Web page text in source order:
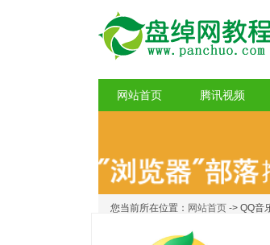
网站首页 腾讯视频
您当前所在位置： 网站首页 -> QQ音